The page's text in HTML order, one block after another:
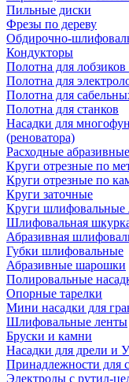
Пильные диски
Фрезы по дереву
Обдирочно-
Кондукторы
Полотна для
Полотна для
Полотна для
Полотна для станков
Насадки для
(реноватора)
Расходные
Круги отрезные по
Круги отрезные по
Круги заточные
Круги
Шлифовальная
Абразивная
Губки шлифовальные
Абразивные шарошки
Полировальные
Опорные тарелки
Мини насадки для
Шлифовальные ленты
Бруски и камни
Насадки для дрели
Принадлежности для
Электроды с рутил-